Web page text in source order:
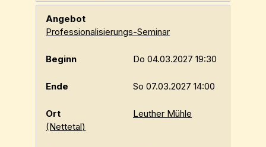
Professionalisierungs-Seminar
Do 04.03.2027 19:30
So 07.03.2027 14:00
Leuther Mühle
(Nettetal)